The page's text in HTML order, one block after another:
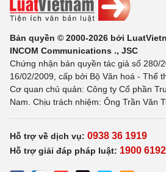
Bản quyền © 2000-2026 bởi
INCOM Communications ., JSC
Chứng nhận bản quyền tác giả số 280/
16/02/2009, cấp bởi Bộ Văn hoá - Thể
Cơ quan chủ quản: Công ty Cổ phần
Nam. Chịu trách nhiệm: Ông Trần Văn
Hỗ trợ về dịch vụ: 0938 36 1919
Hỗ trợ giải đáp pháp luật: 1900 6192